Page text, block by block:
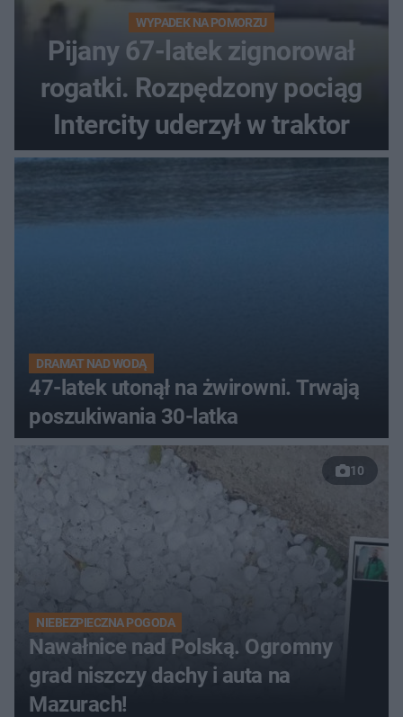
WYPADEK NA POMORZU
Pijany 67-latek zignorował
rogatki. Rozpędzony pociąg
Intercity uderzył w traktor
DRAMAT NAD WODĄ
47-latek utonął na żwirowni. Trwają
poszukiwania 30-latka
10
NIEBEZPIECZNA POGODA
Nawałnice nad Polską. Ogromny
grad niszczy dachy i auta na
Mazurach!